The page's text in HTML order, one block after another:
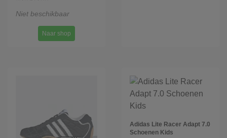
Niet beschikbaar
Naar shop
Adidas Lite Racer Adapt 7.0
Schoenen Kids